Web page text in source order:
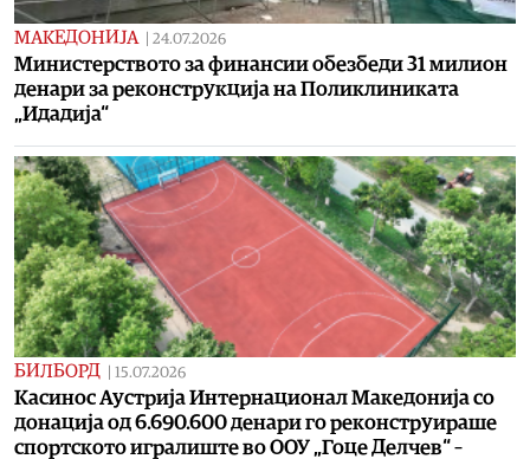
МАКЕДОНИЈА | 24.07.2026
Министерството за финансии обезбеди 31 милион
денари за реконструкција на Поликлиниката
„Идадија“
БИЛБОРД | 15.07.2026
Касинос Аустрија Интернационал Македонија со
донација од 6.690.600 денари го реконструираше
спортското игралиште во ООУ „Гоце Делчев“ –